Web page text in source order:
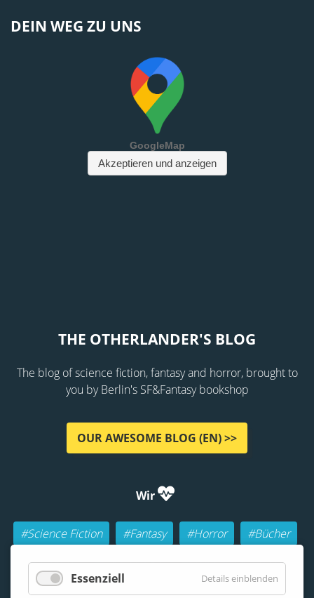
DEIN WEG ZU UNS
THE OTHERLANDER'S BLOG
The blog of science fiction, fantasy and horror, brought to
you by Berlin's SF&Fantasy bookshop
OUR AWESOME BLOG (EN) >>
Wir
#Science Fiction #Fantasy #Horror
#Bücher
#Autoren
#Buch-Geeks
#Rollenspiele (RPGs)
Essenziell Details einblenden